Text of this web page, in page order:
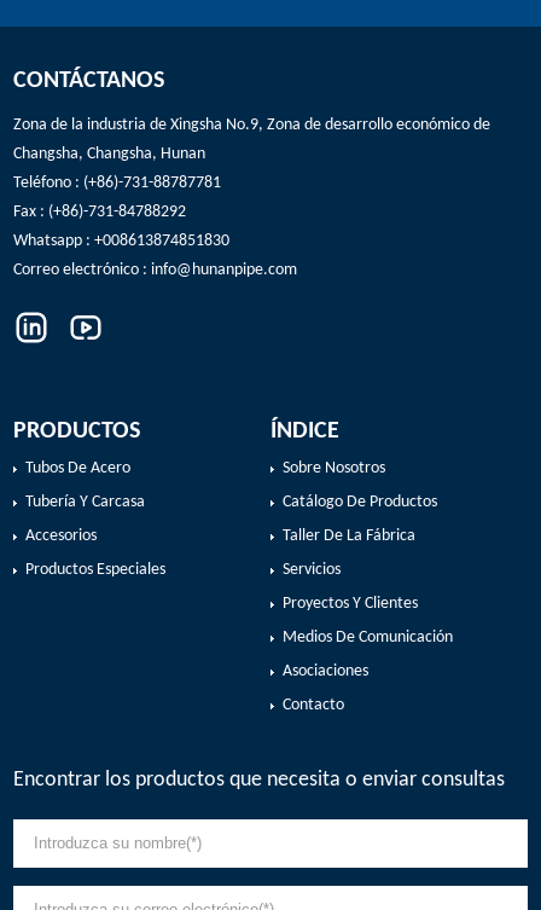
CONTÁCTANOS
Zona de la industria de Xingsha No.9, Zona de desarrollo económico de
Changsha, Changsha, Hunan
Teléfono : (+86)-731-88787781
Fax : (+86)-731-84788292
Whatsapp : +008613874851830
Correo electrónico : info@hunanpipe.com
PRODUCTOS
Tubos De Acero
Tubería Y Carcasa
Accesorios
Productos Especiales
ÍNDICE
Sobre Nosotros
Catálogo De Productos
Taller De La Fábrica
Servicios
Proyectos Y Clientes
Medios De Comunicación
Asociaciones
Contacto
Encontrar los productos que necesita o enviar consultas